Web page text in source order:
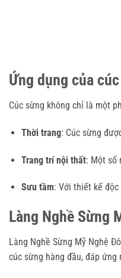
Ứng dụng của
Cúc sừng không chỉ là một
Thời trang: Cúc sừng
Trang trí nội thất: Một số
Sưu tầm: Với thiết kế
Làng Nghề Sừng
Làng Nghề Sừng Mỹ Nghệ
cúc sừng hàng đầu, đáp